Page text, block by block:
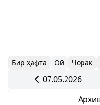
Бир ҳафта Ой Чорак
07.05.2026